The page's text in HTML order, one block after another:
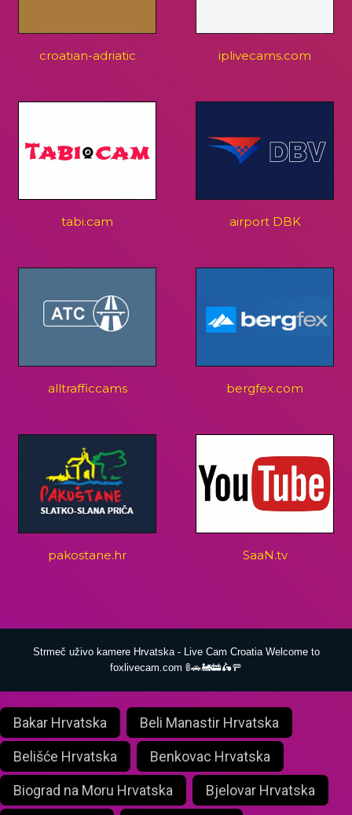
croatian-adriatic iplivecams.com
tabi.cam airport DBK
alltrafficcams bergfex.com
pakostane.hr SaaN.tv
Strmeč uživo kamere Hrvatska - Live Cam Croatia Welcome to
foxlivecam.com 🚦🚗🚂🚋🛵🚥
Bakar Hrvatska Beli Manastir Hrvatska
Belišće Hrvatska Benkovac Hrvatska
Biograd na Moru Hrvatska Bjelovar Hrvatska